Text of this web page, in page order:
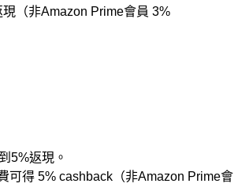
（非Amazon Prime會員 3%
5%返現。
可得 5% cashback（非Amazon Prime會